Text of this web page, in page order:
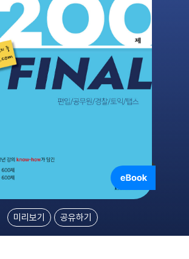
미리보기 공유하기